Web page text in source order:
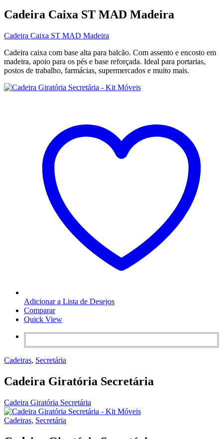
Cadeira Caixa ST MAD Madeira
Cadeira Caixa ST MAD Madeira
Cadeira caixa com base alta para balcão. Com assento e encosto em
madeira, apoio para os pés e base reforçada. Ideal para portarias,
postos de trabalho, farmácias, supermercados e muito mais.
Adicionar a Lista de Desejos
Comparar
Quick View
Cadeiras, Secretária
Cadeira Giratória Secretária
Cadeira Giratória Secretária
Cadeiras, Secretária